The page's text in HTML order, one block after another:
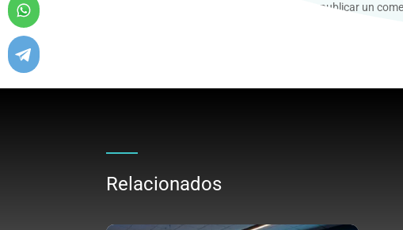
para publicar un
Relacionados